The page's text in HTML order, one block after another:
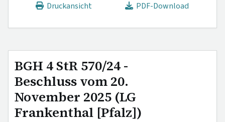
Druckansicht
PDF-Download
BGH 4 StR 570/24 -
Beschluss vom 20.
November 2025 (LG
Frankenthal [Pfalz])